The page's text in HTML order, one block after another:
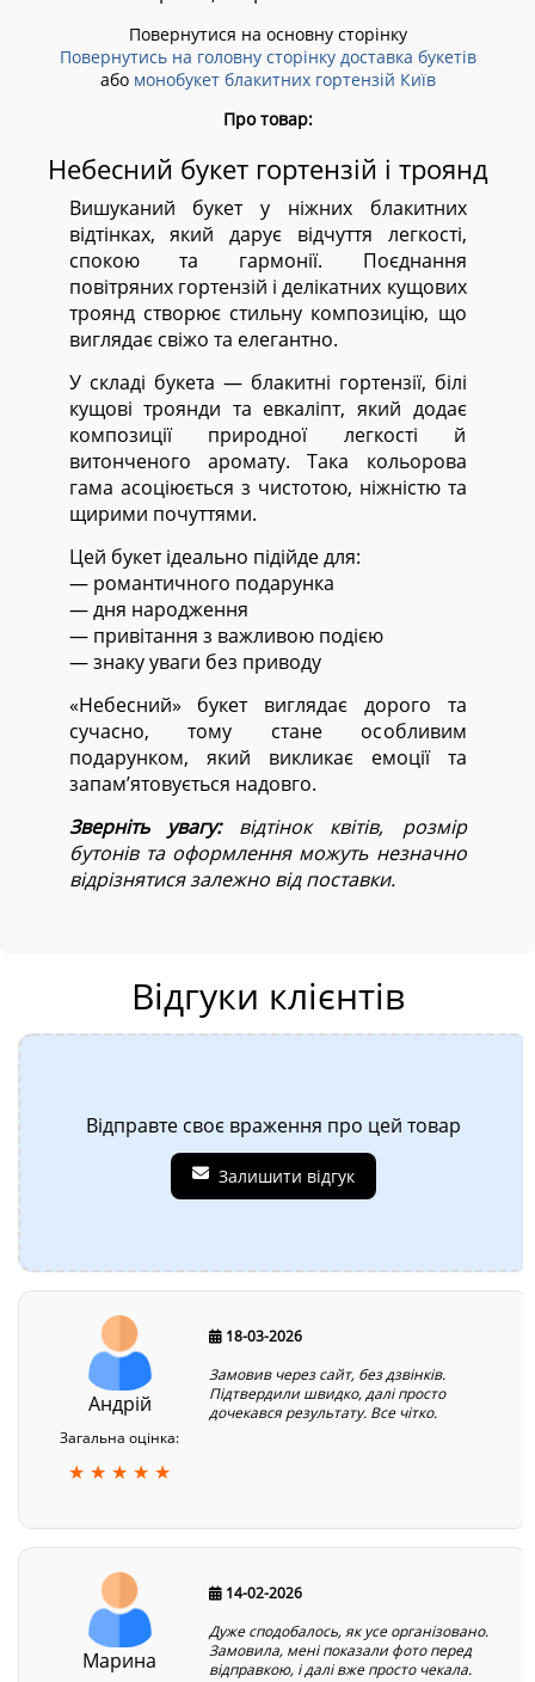
Повернутися на основну сторінку
Повернутись на головну сторінку доставка букетів
або монобукет блакитних гортензій Київ
Про товар:
Небесний букет гортензій і троянд
Вишуканий букет у ніжних блакитних
відтінках, який дарує відчуття легкості,
спокою та гармонії. Поєднання
повітряних гортензій і делікатних кущових
троянд створює стильну композицію, що
виглядає свіжо та елегантно.
У складі букета — блакитні гортензії, білі
кущові троянди та евкаліпт, який додає
композиції природної легкості й
витонченого аромату. Така кольорова
гама асоціюється з чистотою, ніжністю та
щирими почуттями.
Цей букет ідеально підійде для:
— романтичного подарунка
— дня народження
— привітання з важливою подією
— знаку уваги без приводу
«Небесний» букет виглядає дорого та
сучасно, тому стане особливим
подарунком, який викликає емоції та
запам’ятовується надовго.
Зверніть увагу: відтінок квітів, розмір
бутонів та оформлення можуть незначно
відрізнятися залежно від поставки.
Відгуки клієнтів
Відправте своє враження про цей товар
Залишити відгук
Андрій
Загальна оцінка:
★ ★ ★ ★ ★
18-03-2026
Замовив через сайт, без дзвінків.
Підтвердили швидко, далі просто
дочекався результату. Все чітко.
Марина
14-02-2026
Дуже сподобалось, як усе організовано.
Замовила, мені показали фото перед
відправкою, і далі вже просто чекала.